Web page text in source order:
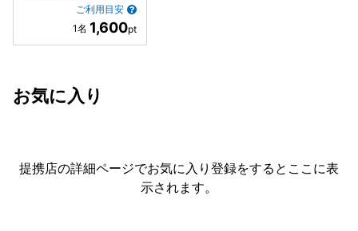
ご利用目安
1,600
お気に入り
提携店の詳細ページでお気に入り登録をすると ここに表
示されます。